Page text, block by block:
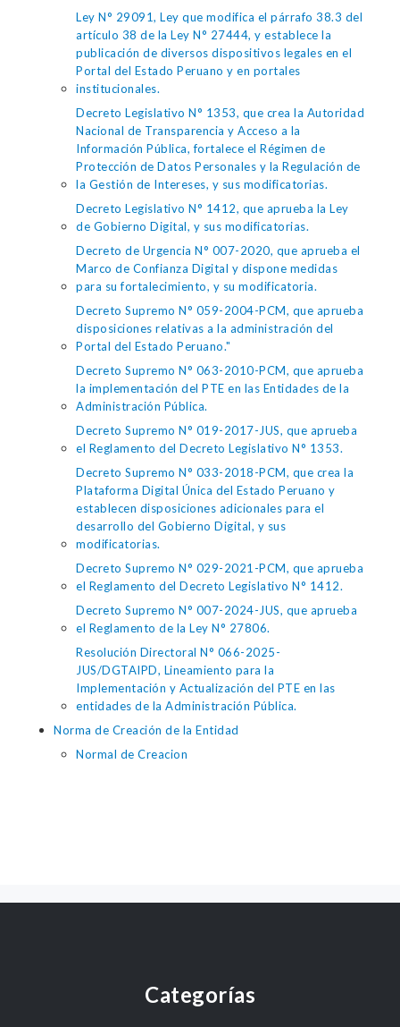
Ley N° 29091, Ley que modifica el párrafo 38.3 del
artículo 38 de la Ley N° 27444, y establece la
publicación de diversos dispositivos legales en el
Portal del Estado Peruano y en portales
institucionales.
Decreto Legislativo N° 1353, que crea la Autoridad
Nacional de Transparencia y Acceso a la
Información Pública, fortalece el Régimen de
Protección de Datos Personales y la Regulación de
la Gestión de Intereses, y sus modificatorias.
Decreto Legislativo N° 1412, que aprueba la Ley
de Gobierno Digital, y sus modificatorias.
Decreto de Urgencia N° 007-2020, que aprueba el
Marco de Confianza Digital y dispone medidas
para su fortalecimiento, y su modificatoria.
Decreto Supremo N° 059-2004-PCM, que aprueba
disposiciones relativas a la administración del
Portal del Estado Peruano."
Decreto Supremo N° 063-2010-PCM, que aprueba
la implementación del PTE en las Entidades de la
Administración Pública.
Decreto Supremo N° 019-2017-JUS, que aprueba
el Reglamento del Decreto Legislativo N° 1353.
Decreto Supremo N° 033-2018-PCM, que crea la
Plataforma Digital Única del Estado Peruano y
establecen disposiciones adicionales para el
desarrollo del Gobierno Digital, y sus
modificatorias.
Decreto Supremo N° 029-2021-PCM, que aprueba
el Reglamento del Decreto Legislativo N° 1412.
Decreto Supremo N° 007-2024-JUS, que aprueba
el Reglamento de la Ley N° 27806.
Resolución Directoral N° 066-2025-
JUS/DGTAIPD, Lineamiento para la
Implementación y Actualización del PTE en las
entidades de la Administración Pública.
Norma de Creación de la Entidad
Normal de Creacion
Categorías